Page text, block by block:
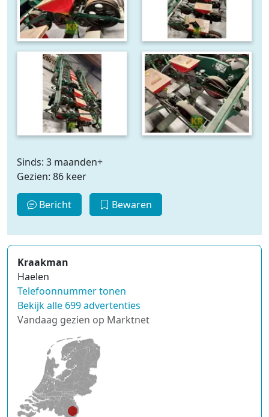
Sinds: 3 maanden+
Gezien: 86 keer
Bericht Bewaren
Kraakman
Haelen
Telefoonnummer tonen
Bekijk alle 699 advertenties
Vandaag gezien op Marktnet